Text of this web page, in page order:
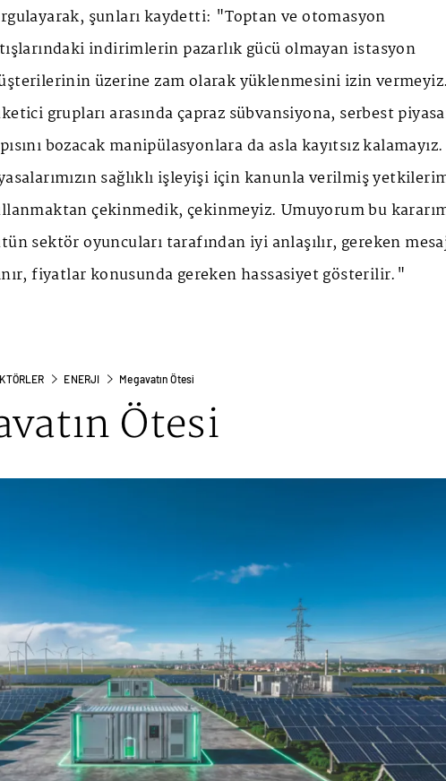
şunları kaydetti: "Toptan ve otomasyon
indirimlerin pazarlık gücü olmayan istasyon
üzerine zam olarak yüklenmesini izin vermeyiz.
grupları arasında çapraz sübvansiyona, serbest
bozacak manipülasyonlara da asla kayıtsız kalamayız.
sağlıklı işleyişi için kanunla verilmiş
çekinmedik, çekinmeyiz. Umuyorum bu
sektör oyuncuları tarafından iyi anlaşılır, gereken
fiyatlar konusunda gereken hassasiyet gösterilir."
ENERJI Megavatın Ötesi
Ötesi